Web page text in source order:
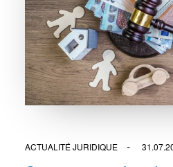
ACTUALITÉ JURIDIQUE